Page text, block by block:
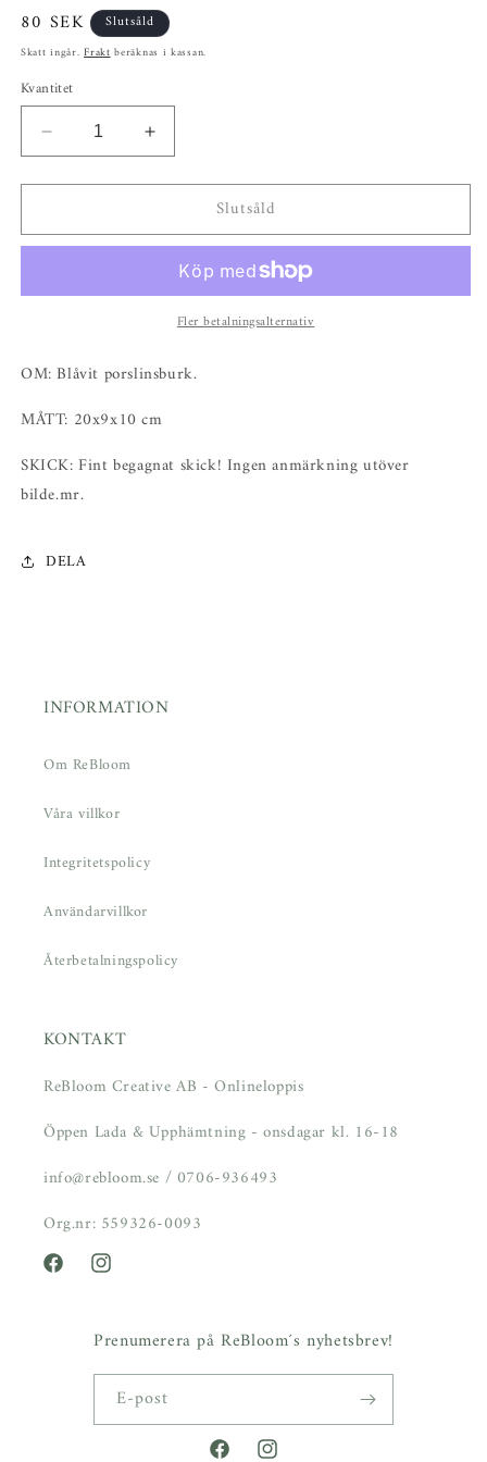
Ordinarie
pris
80 SEK Slutsåld
Skatt ingår.Fraktberäknas i kassan.
Kvantitet
Minska
kvantitet
för
porslinsburk
Öka
kvantitet
för
porslinsburk
SOCKER
Slutsåld
Fler betalningsalternativ
OM: Blåvit porslinsburk.
MÅTT: 20x9x10 cm
SKICK: Fint begagnat skick! Ingen anmärkning utöver
bilde.mr.
DELA
INFORMATION
Om ReBloom
Våra villkor
Integritetspolicy
Användarvillkor
Återbetalningspolicy
KONTAKT
ReBloom Creative AB - Onlineloppis
Öppen Lada & Upphämtning - onsdagar kl. 16-18
info@rebloom.se / 0706-936493
Org.nr: 559326-0093
FacebookInstagram
Prenumerera på ReBloom´s nyhetsbrev!
E-post